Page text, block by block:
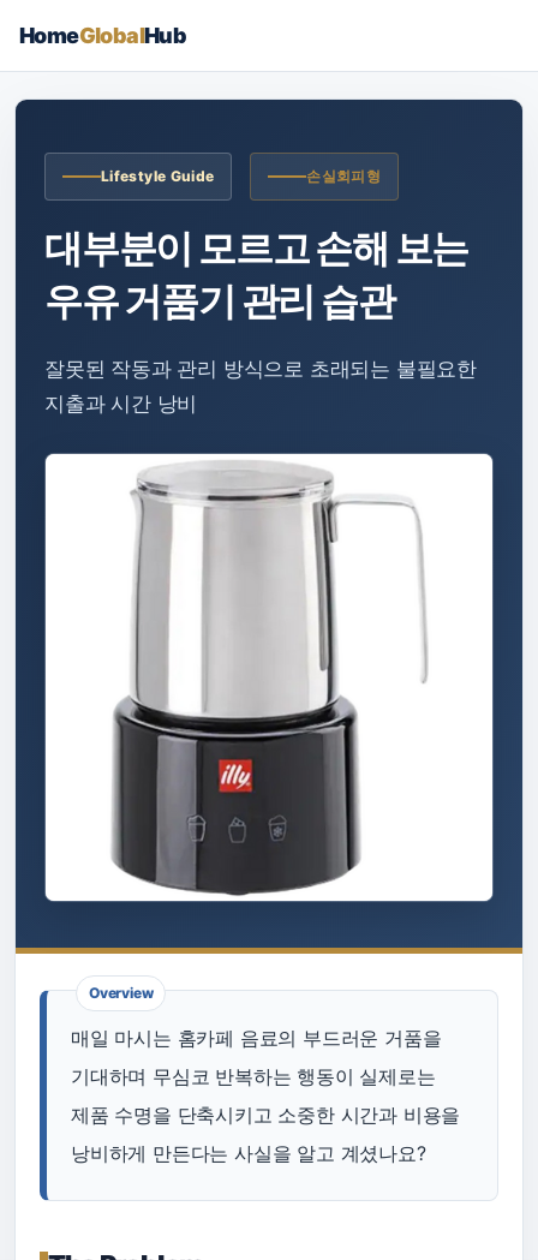
HomeGlobalHub
Lifestyle Guide 손실회피형
대부분이 모르고 손해 보는
우유 거품기 관리 습관
잘못된 작동과 관리 방식으로 초래되는 불필요한
지출과 시간 낭비
매일 마시는 홈카페 음료의 부드러운 거품을
기대하며 무심코 반복하는 행동이 실제로는
제품 수명을 단축시키고 소중한 시간과 비용을
낭비하게 만든다는 사실을 알고 계셨나요?